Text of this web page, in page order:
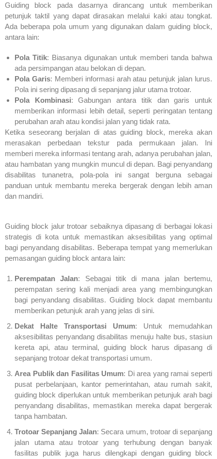
Guiding block pada dasarnya dirancang untuk memberikan
petunjuk taktil yang dapat dirasakan melalui kaki atau tongkat.
Ada beberapa pola umum yang digunakan dalam guiding block,
antara lain:
Pola Titik: Biasanya digunakan untuk memberi tanda bahwa
ada persimpangan atau belokan di depan.
Pola Garis: Memberi informasi arah atau petunjuk jalan lurus.
Pola ini sering dipasang di sepanjang jalur utama trotoar.
Pola Kombinasi: Gabungan antara titik dan garis untuk
memberikan informasi lebih detail, seperti peringatan tentang
perubahan arah atau kondisi jalan yang tidak rata.
Ketika seseorang berjalan di atas guiding block, mereka akan
merasakan perbedaan tekstur pada permukaan jalan. Ini
memberi mereka informasi tentang arah, adanya perubahan jalan,
atau hambatan yang mungkin muncul di depan. Bagi penyandang
disabilitas tunanetra, pola-pola ini sangat berguna sebagai
panduan untuk membantu mereka bergerak dengan lebih aman
dan mandiri.
Guiding block jalur trotoar sebaiknya dipasang di berbagai lokasi
strategis di kota untuk memastikan aksesibilitas yang optimal
bagi penyandang disabilitas. Beberapa tempat yang memerlukan
pemasangan guiding block antara lain:
Perempatan Jalan: Sebagai titik di mana jalan bertemu,
perempatan sering kali menjadi area yang membingungkan
bagi penyandang disabilitas. Guiding block dapat membantu
memberikan petunjuk arah yang jelas di sini.
Dekat Halte Transportasi Umum: Untuk memudahkan
aksesibilitas penyandang disabilitas menuju halte bus, stasiun
kereta api, atau terminal, guiding block harus dipasang di
sepanjang trotoar dekat transportasi umum.
Area Publik dan Fasilitas Umum: Di area yang ramai seperti
pusat perbelanjaan, kantor pemerintahan, atau rumah sakit,
guiding block diperlukan untuk memberikan petunjuk arah bagi
penyandang disabilitas, memastikan mereka dapat bergerak
tanpa hambatan.
Trotoar Sepanjang Jalan: Secara umum, trotoar di sepanjang
jalan utama atau trotoar yang terhubung dengan banyak
fasilitas publik juga harus dilengkapi dengan guiding block